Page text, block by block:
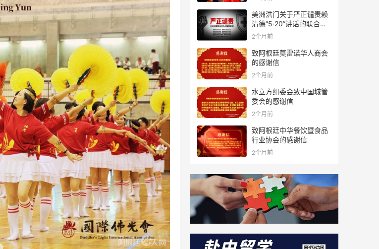
美洲洪门关于严正谴责赖
清德“5·20”讲话的联合声
明
2个月前
致阿根廷莫雷诺华人商会
的感谢信
2个月前
水立方组委会致中国城管
委会的感谢信
2个月前
致阿根廷中华餐饮暨食品
行业协会的感谢信
2个月前